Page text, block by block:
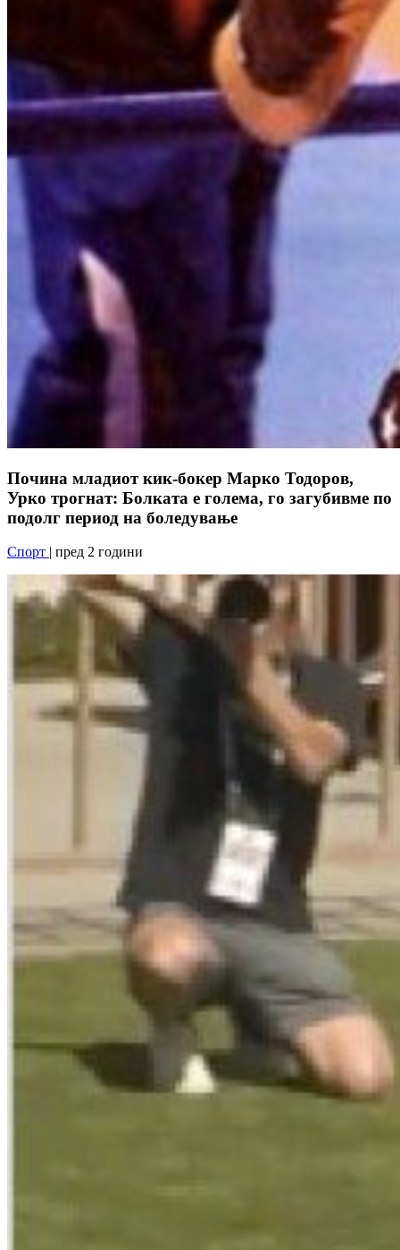
Почина младиот кик-бокeр Марко Тодоров,
Урко трогнат: Болката е голема, го загубивме по
подолг период на боледување
Спорт | пред 2 години